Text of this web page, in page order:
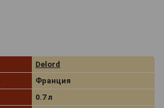
Delord
Франция
0.7 л